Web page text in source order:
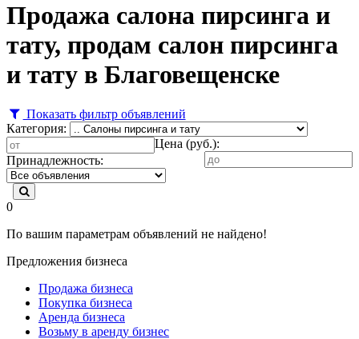
Продажа салона пирсинга и
тату, продам салон пирсинга
и тату в Благовещенске
Показать фильтр объявлений
Категория:
Цена (руб.):
Принадлежность:
0
По вашим параметрам объявлений не найдено!
Предложения бизнеса
Продажа бизнеса
Покупка бизнеса
Аренда бизнеса
Возьму в аренду бизнес